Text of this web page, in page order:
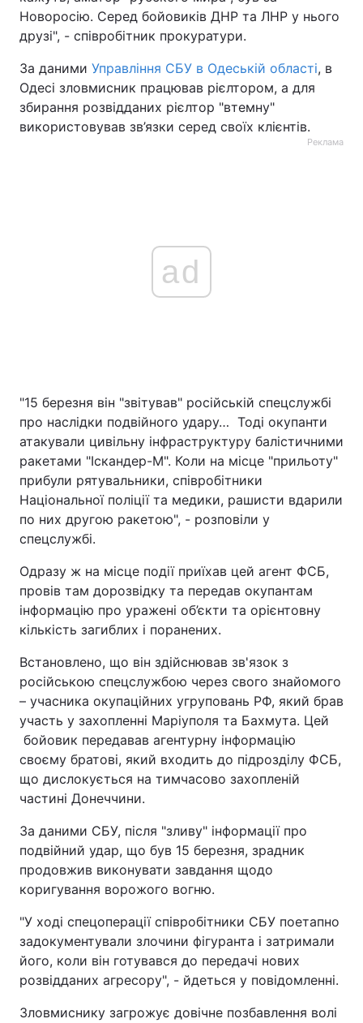
Новоросію. Серед бойовиків ДНР та ЛНР у нього
друзі", - співробітник прокуратури.
За даними Управління СБУ в Одеській області, в
Одесі зловмисник працював рієлтором, а для
збирання розвідданих рієлтор "втемну"
використовував зв’язки серед своїх клієнтів.
Реклама
ad
"15 березня він "звітував" російській спецслужбі
про наслідки подвійного удару… Тоді окупанти
атакували цивільну інфраструктуру балістичними
ракетами "Іскандер-М". Коли на місце "прильоту"
прибули рятувальники, співробітники
Національної поліції та медики, рашисти вдарили
по них другою ракетою", - розповіли у
спецслужбі.
Одразу ж на місце події приїхав цей агент ФСБ,
провів там дорозвідку та передав окупантам
інформацію про уражені об’єкти та орієнтовну
кількість загиблих і поранених.
Встановлено, що він здійснював зв'язок з
російською спецслужбою через свого знайомого
– учасника окупаційних угруповань РФ, який брав
участь у захопленні Маріуполя та Бахмута. Цей
бойовик передавав агентурну інформацію
своєму братові, який входить до підрозділу ФСБ,
що дислокується на тимчасово захопленій
частині Донеччини.
За даними СБУ, після "зливу" інформації про
подвійний удар, що був 15 березня, зрадник
продовжив виконувати завдання щодо
коригування ворожого вогню.
"У ході спецоперації співробітники СБУ поетапно
задокументували злочини фігуранта і затримали
його, коли він готувався до передачі нових
розвідданих агресору", - йдеться у повідомленні.
Зловмиснику загрожує довічне позбавлення волі